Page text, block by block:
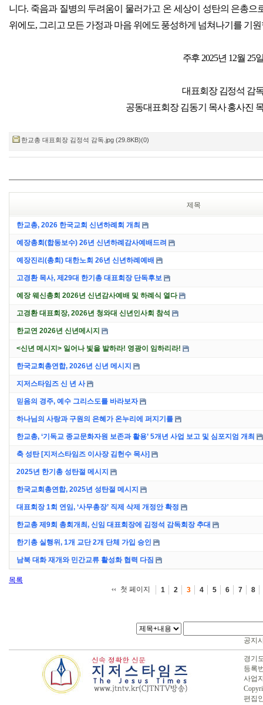
니다. 죽음과 질병의 두려움이 물러가고 온 세상이 성탄의 은총으
위에도, 그리고 모든 가정과 마음 위에도 풍성하게 넘쳐나기를 기
주후 2025년 12월 25
대표회장 김정석 감
공동대표회장 김동기 목사 홍사진
한교총 대표회장 김정석 감독.jpg (29.8KB)(0)
제목
한교총, 2026 한국교회 신년하례회 개최
예장총회(합동보수) 26년 신년하례감사예배드려
예장진리(총회) 대한노회 26년 신년하례예배
고경환 목사, 제29대 한기총 대표회장 단독후보
예장 웨신총회 2026년 신년감사예배 및 하례식 열다
고경환 대표회장, 2026년 청와대 신년인사회 참석
한교연 2026년 신년메시지
<신년 메시지> 일어나 빛을 발하라! 영광이 임하리라!
한국교회총연합, 2026년 신년 메시지
지저스타임즈 신 년 사
믿음의 경주, 예수 그리스도를 바라보자
하나님의 사랑과 구원의 은혜가 온누리에 퍼지기를
한교총, ‘기독교 종교문화자원 보존과 활용’ 5개년 사업 보고 및 심포지엄 개최
축 성탄 [지저스타임즈 이사장 김헌수 목사]
2025년 한기총 성탄절 메시지
한국교회총연합, 2025년 성탄절 메시지
대표회장 1회 연임, ‘사무총장’ 직제 삭제 개정안 확정
한교총 제9회 총회개최, 신임 대표회장에 김정석 감독회장 추대
한기총 실행위, 1개 교단 2개 단체 가입 승인
남북 대화 재개와 민간교류 활성화 협력 다짐
목록
첫 페이지
1 2 3 4 5 6 7 8
공지
경기
등록
사업
편집